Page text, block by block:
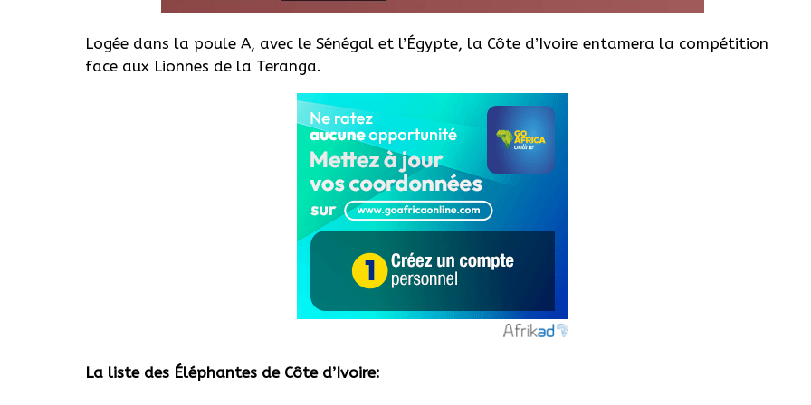
Logée dans la poule A, avec le Sénégal et l’Égypte, la Côte d’Ivoire entamera la compétition
face aux Lionnes de la Teranga.
La liste des Éléphantes de Côte d’Ivoire: